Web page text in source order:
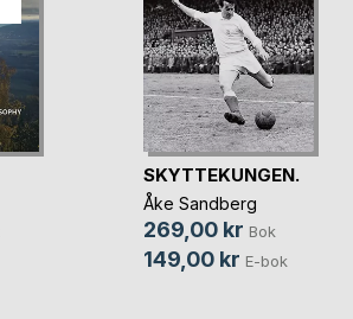
SKYTTEKUNGEN.
Åke Sandberg
269,00 kr Bok
149,00 kr E-bok